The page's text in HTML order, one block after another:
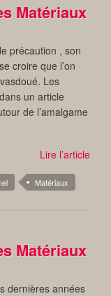
Matériaux
précaution , son
croire que l’on
Les
un article
de l’amalgame
Lire l’article
Matériaux
Matériaux
dernières années